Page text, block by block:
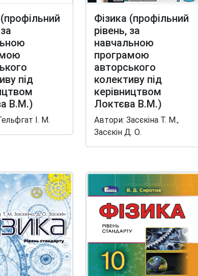
під
В.М.)
І. М.
Фізика (профільний
рівень, за
навчальною
програмою
авторського
колективу під
керівництвом
Локтєва В.М.)
Автори: Засєкіна Т. М.,
Засєкін Д. О.